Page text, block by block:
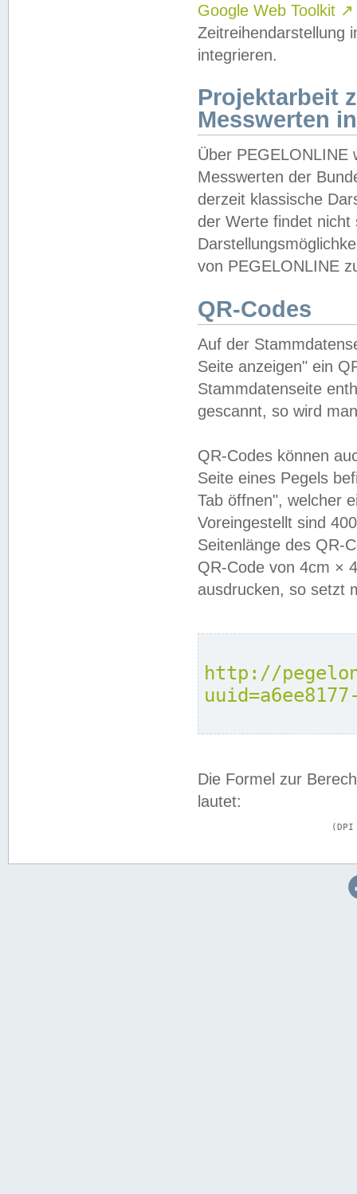
Google Web Toolkit ↗
Zeitreihendarstellung
integrieren.
Projektarbeit
Messwerten
Über PEGELONLINE
Messwerten der
derzeit klassische
der Werte findet
von PEGELONLINE
QR-Codes
Auf der
Seite anzeigen" ein
Stammdatenseite
gescannt, so wird
QR-Codes können
Seite eines Pegels
Tab öffnen", welcher
Voreingestellt sind
Seitenlänge des QR-
QR-Code von 4cm ×
ausdrucken, so setzt
http://
Die Formel zur
lautet: